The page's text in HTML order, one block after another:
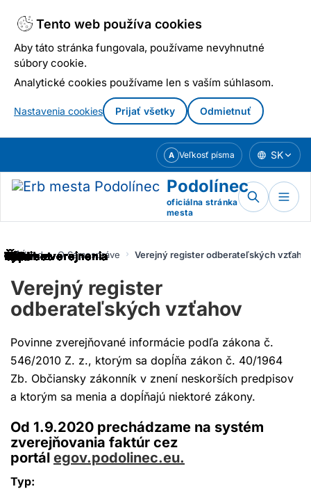
Tento web používa cookies
Aby táto stránka fungovala, používame nevyhnutné
súbory cookie.
Analytické cookies používame len s vaším súhlasom.
Nastavenia cookies Prijať všetky Odmietnuť
obsahu
A Veľkosť písma SK
Podolínec
oficiálna stránka
mesta
Úvod O Samospráve Verejný register odberateľských
Verejný register
odberateľských vzťahov
Povinne zverejňované informácie podľa zákona č.
546/2010 Z. z., ktorým sa dopĺňa zákon č. 40/1964
Zb. Občiansky zákonník v znení neskorších predpisov
a ktorým sa menia a dopĺňajú niektoré zákony.
Od 1.9.2020 prechádzame na systém
zverejňovania faktúr cez
portál egov.podolinec.eu.
Typ: